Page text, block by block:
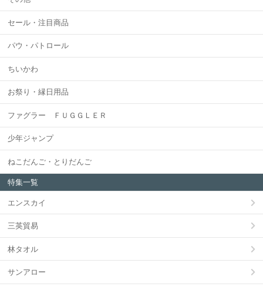
セール・注目商品
パウ・パトロール
ちいかわ
お祭り・縁日用品
ファグラー ＦＵＧＧＬＥＲ
少年ジャンプ
ねこだんご・とりだんご
特集一覧
エンスカイ
三英貿易
林タオル
サンアロー